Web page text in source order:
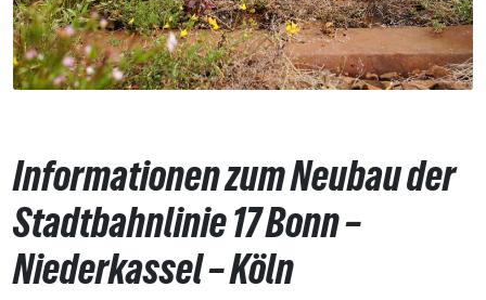
Informationen zum Neubau der
Stadtbahnlinie 17 Bonn –
Niederkassel – Köln